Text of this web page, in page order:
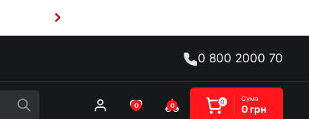
0 800 2000 70
0 0 0 Сума
0 грн